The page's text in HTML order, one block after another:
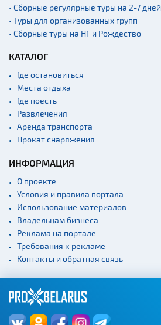
• Сборные регулярные туры на 2-7 дней
• Туры для организованных групп
• Сборные туры на НГ и Рождество
КАТАЛОГ
Где остановиться
Места отдыха
Где поесть
Развлечения
Аренда транспорта
Прокат снаряжения
ИНФОРМАЦИЯ
О проекте
Условия и правила портала
Использование материалов
Владельцам бизнеса
Реклама на портале
Требования к рекламе
Контакты и обратная связь